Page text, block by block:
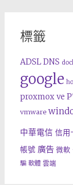
標籤
ADSL DNS
google
proxmox ve
vmware
中華電信 信用
帳號 廣告 微軟
騙 軟體 雲端